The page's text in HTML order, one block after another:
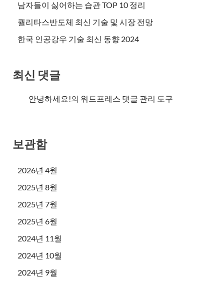
남자들이 싫어하는 습관 TOP 10 정리
퀄리타스반도체 최신 기술 및 시장 전망
한국 인공강우 기술 최신 동향 2024
최신 댓글
안녕하세요!의 워드프레스 댓글 관리 도구
보관함
2026년 4월
2025년 8월
2025년 7월
2025년 6월
2024년 11월
2024년 10월
2024년 9월